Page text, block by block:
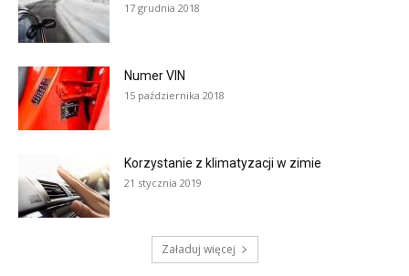
17 grudnia 2018
Numer VIN
15 października 2018
Korzystanie z klimatyzacji w zimie
21 stycznia 2019
Załaduj więcej